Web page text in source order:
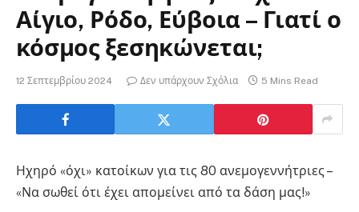
Αίγιο, Ρόδο, Εύβοια – Γιατί ο
κόσμος ξεσηκώνεται;
12 Σεπτεμβρίου 2024 Δεν υπάρχουν Σχόλια 5 Mins Read
Ηχηρό «όχι» κατοίκων για τις 80 ανεμογεννήτριες –
«Να σωθεί ότι έχει απομείνει από τα δάση μας!»